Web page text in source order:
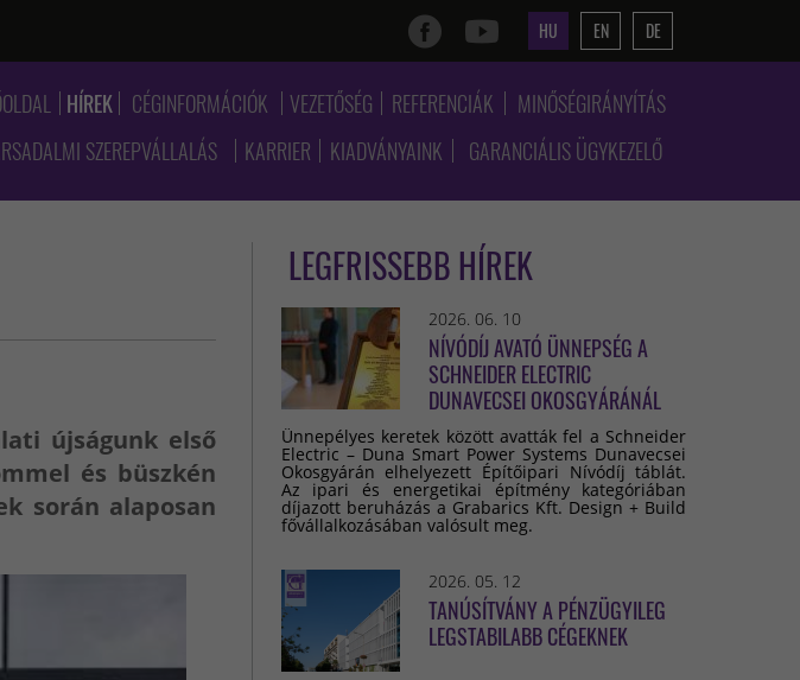
HU EN DE
HÍREK CÉGINFORMÁCIÓK VEZETŐSÉG REFERENCIÁK
MINŐSÉGIRÁNYÍTÁS
SZEREPVÁLLALÁS
KARRIER KIADVÁNYAINK GARANCIÁLIS ÜGYKEZELŐ
újságunk első
és büszkén
során alaposan
LEGFRISSEBB HÍREK
2026. 06. 10
NÍVÓDÍJ AVATÓ ÜNNEPSÉG A
SCHNEIDER ELECTRIC
DUNAVECSEI OKOSGYÁRÁNÁL
Ünnepélyes keretek között avatták fel a Schneider
Electric – Duna Smart Power Systems Dunavecsei
Okosgyárán elhelyezett Építőipari Nívódíj táblát.
Az ipari és energetikai építmény kategóriában
díjazott beruházás a Grabarics Kft. Design + Build
fővállalkozásában valósult meg.
2026. 05. 12
TANÚSÍTVÁNY A PÉNZÜGYILEG
LEGSTABILABB CÉGEKNEK